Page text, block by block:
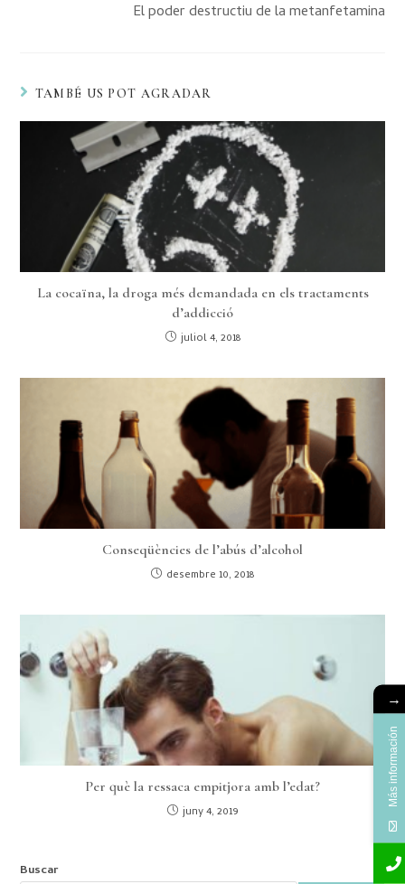
El poder destructiu de la metanfetamina
TAMBÉ US POT AGRADAR
La cocaïna, la droga més demandada en els tractaments
d’addicció
juliol 4, 2018
Conseqüències de l’abús d’alcohol
desembre 10, 2018
Per què la ressaca empitjora amb l’edat?
juny 4, 2019
Buscar
→
Más información